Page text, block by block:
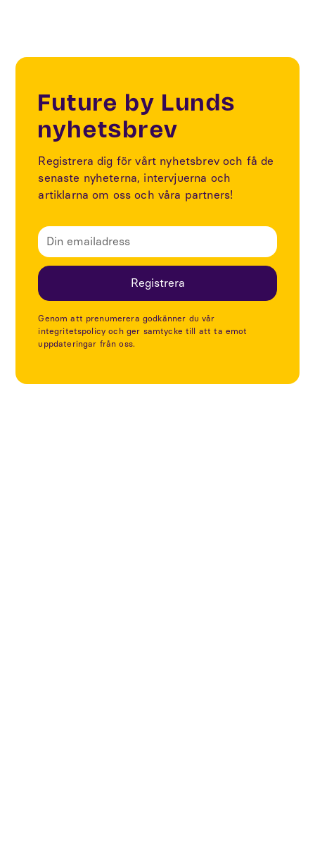
Future by Lunds
nyhetsbrev
Registrera dig för vårt nyhetsbrev och få de
senaste nyheterna, intervjuerna och
artiklarna om oss och våra partners!
Genom att prenumerera godkänner du vår
integritetspolicy och ger samtycke till att ta emot
uppdateringar från oss.